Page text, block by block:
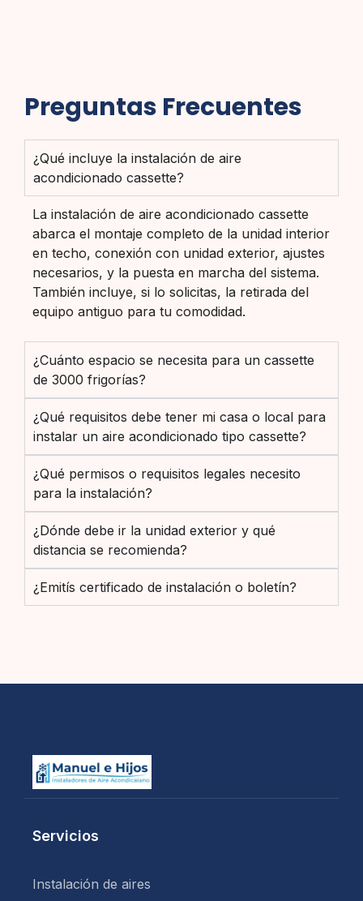
Preguntas Frecuentes
¿Qué incluye la instalación de aire
acondicionado cassette?
La instalación de aire acondicionado cassette
abarca el montaje completo de la unidad interior
en techo, conexión con unidad exterior, ajustes
necesarios, y la puesta en marcha del sistema.
También incluye, si lo solicitas, la retirada del
equipo antiguo para tu comodidad.
¿Cuánto espacio se necesita para un cassette
de 3000 frigorías?
¿Qué requisitos debe tener mi casa o local para
instalar un aire acondicionado tipo cassette?
¿Qué permisos o requisitos legales necesito
para la instalación?
¿Dónde debe ir la unidad exterior y qué
distancia se recomienda?
¿Emitís certificado de instalación o boletín?
Servicios
Instalación de aires